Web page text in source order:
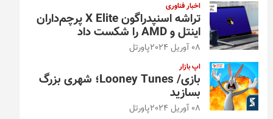
اخبار فناوری
تراشه اسنپدراگون X Elite پرچم‌داران
اینتل و AMD را شکست داد
08 آوریل 2024 پاورتل
اپ بازار
بازی/ Looney Tunes؛ شهری بزرگ
بسازید
08 آوریل 2024 پاورتل